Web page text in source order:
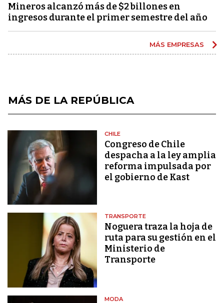
Mineros alcanzó más de $2 billones en
ingresos durante el primer semestre del año
MÁS EMPRESAS
MÁS DE LA REPÚBLICA
CHILE
Congreso de Chile
despacha a la ley amplia
reforma impulsada por
el gobierno de Kast
TRANSPORTE
Noguera traza la hoja de
ruta para su gestión en el
Ministerio de
Transporte
MODA